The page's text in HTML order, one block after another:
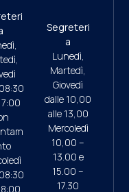
Segreteri
a
Lunedì,
Martedì,
Giovedì
dalle 10,00
alle 13,00
Mercoledì
10,00 –
13.00 e
15.00 –
17.30